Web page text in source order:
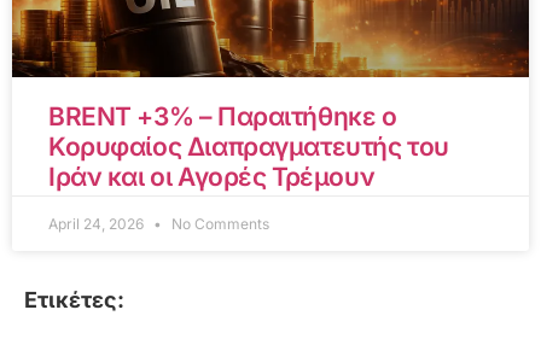
BRENT +3% – Παραιτήθηκε ο
Κορυφαίος Διαπραγματευτής του
Ιράν και οι Αγορές Τρέμουν
April 24, 2026 No Comments
Ετικέτες: